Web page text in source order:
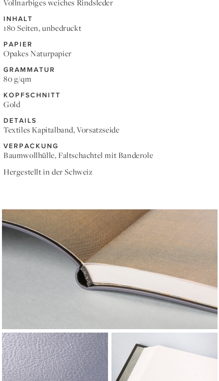
Vollnarbiges weiches Rindsleder
INHALT
180 Seiten, unbedruckt
PAPIER
Opakes Naturpapier
GRAMMATUR
80 g/qm
KOPFSCHNITT
Gold
DETAILS
Textiles Kapitalband, Vorsatzseide
VERPACKUNG
Baumwollhülle, Faltschachtel mit Banderole
Hergestellt in der Schweiz